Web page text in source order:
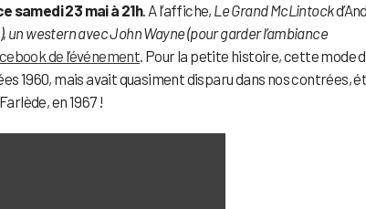
samedi 23 mai à 21h. A l’affiche, Le Grand McLintock
un western avec John Wayne (pour garder l’ambiance
de l’événement. Pour la petite histoire, cette mode
1960, mais avait quasiment disparu dans nos contrées,
en 1967 !